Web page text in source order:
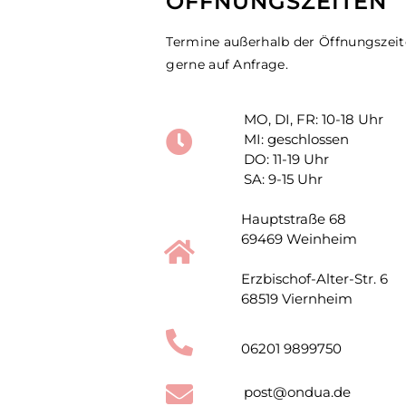
Termine außerhalb der
gerne auf Anfrage.
MO, DI, FR: 10-18 Uhr
MI: geschlossen
DO: 11-19 Uhr
SA: 9-15 Uhr
Hauptstraße 68
69469 Weinheim
Erzbischof-Alter-Str. 6
68519 Viernheim
06201 9899750
post@ondua.de